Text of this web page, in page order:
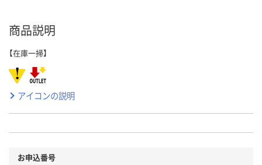
商品説明
【在庫一掃】
アイコンの説明
お申込番号